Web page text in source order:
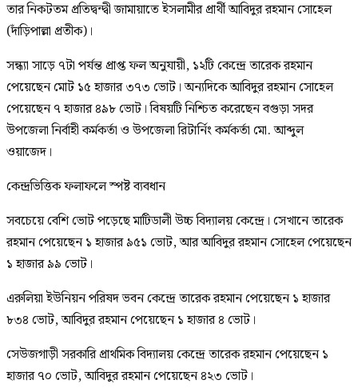
তার নিকটতম প্রতিদ্বন্দ্বী জামায়াতে ইসলামীর প্রার্থী আবিদুর রহমান সোহেল
(দাঁড়িপাল্লা প্রতীক)।
সন্ধ্যা সাড়ে ৭টা পর্যন্ত প্রাপ্ত ফল অনুযায়ী, ১২টি কেন্দ্রে তারেক রহমান
পেয়েছেন মোট ১৫ হাজার ৩৭৩ ভোট। অন্যদিকে আবিদুর রহমান সোহেল
পেয়েছেন ৭ হাজার ৪৯৮ ভোট। বিষয়টি নিশ্চিত করেছেন বগুড়া সদর
উপজেলা নির্বাহী কর্মকর্তা ও উপজেলা রিটার্নিং কর্মকর্তা মো. আব্দুল
ওয়াজেদ।
কেন্দ্রভিত্তিক ফলাফলে স্পষ্ট ব্যবধান
সবচেয়ে বেশি ভোট পড়েছে মাটিডালী উচ্চ বিদ্যালয় কেন্দ্রে। সেখানে তারেক
রহমান পেয়েছেন ১ হাজার ৯৫১ ভোট, আর আবিদুর রহমান সোহেল পেয়েছেন
১ হাজার ৯৯ ভোট।
এরুলিয়া ইউনিয়ন পরিষদ ভবন কেন্দ্রে তারেক রহমান পেয়েছেন ১ হাজার
৮৩৪ ভোট, আবিদুর রহমান পেয়েছেন ১ হাজার ৪ ভোট।
সেউজগাড়ী সরকারি প্রাথমিক বিদ্যালয় কেন্দ্রে তারেক রহমান পেয়েছেন ১
হাজার ৭০ ভোট, আবিদুর রহমান পেয়েছেন ৪২৩ ভোট।